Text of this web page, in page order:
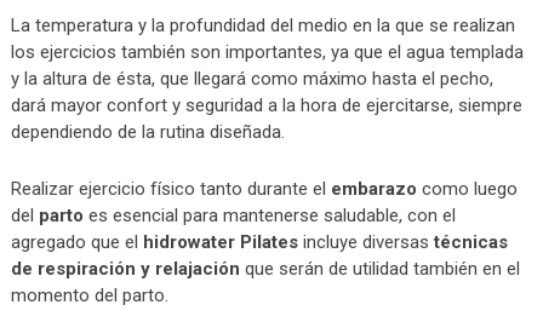
La temperatura y la profundidad del medio en la que se realizan
los ejercicios también son importantes, ya que el agua templada
y la altura de ésta, que llegará como máximo hasta el pecho,
dará mayor confort y seguridad a la hora de ejercitarse, siempre
dependiendo de la rutina diseñada.
Realizar ejercicio físico tanto durante el embarazo como luego
del parto es esencial para mantenerse saludable, con el
agregado que el hidrowater Pilatesincluye diversastécnicas
de respiración y relajación que serán de utilidad también en el
momento del parto.